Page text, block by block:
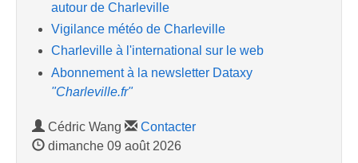
autour de Charleville
Vigilance météo de Charleville
Charleville à l'international sur le web
Abonnement à la newsletter Dataxy
"Charleville.fr"
Cédric Wang
Contacter
dimanche 09 août 2026